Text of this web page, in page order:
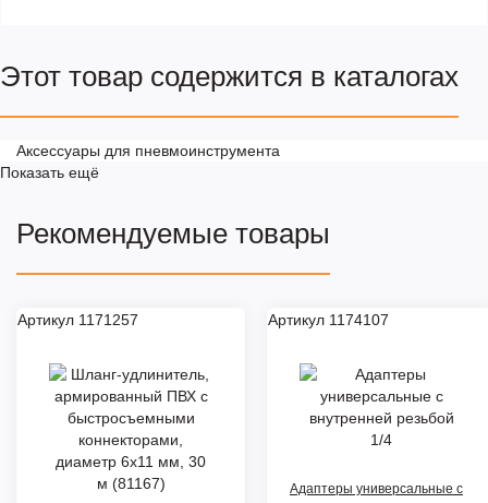
Этот товар содержится в каталогах
Аксессуары для пневмоинструмента
Показать ещё
Рекомендуемые товары
Артикул 1171257 Артикул 1174107
Адаптеры универсальные с